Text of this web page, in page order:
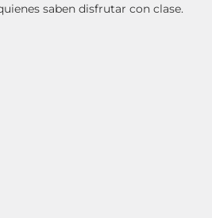
saben disfrutar con clase.